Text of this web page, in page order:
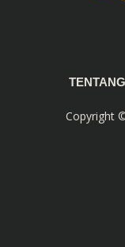
TENTANG
Copyright